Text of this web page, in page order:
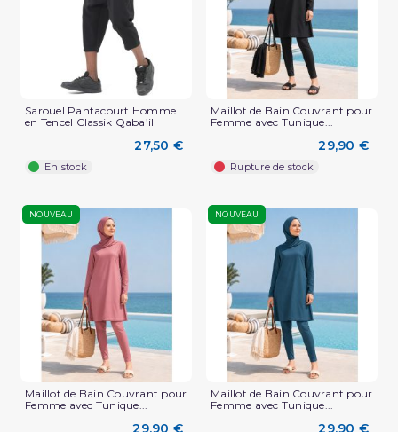
Sarouel Pantacourt Homme
en Tencel Classik Qaba’il
27,50 €
En stock
Maillot de Bain Couvrant pour
Femme avec Tunique...
29,90 €
Rupture de stock
NOUVEAU
Maillot de Bain Couvrant pour
Femme avec Tunique...
29,90 €
NOUVEAU
Maillot de Bain Couvrant pour
Femme avec Tunique...
29,90 €